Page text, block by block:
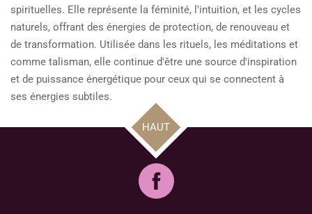
spirituelles. Elle représente la féminité, l'intuition, et les cycles
naturels, offrant des énergies de protection, de renouveau et
de transformation. Utilisée dans les rituels, les méditations et
comme talisman, elle continue d'être une source d'inspiration
et de puissance énergétique pour ceux qui se connectent à
ses énergies subtiles.
HAUT